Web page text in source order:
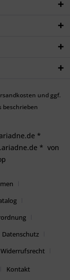
und ggf.
beschrieben
*
* von
Datenschutz
Widerrufsrecht
Kontakt